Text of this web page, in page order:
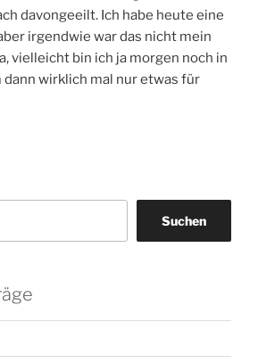
davongeeilt. Ich habe heute eine
irgendwie war das nicht mein
vielleicht bin ich ja morgen noch in
wirklich mal nur etwas für
Suchen